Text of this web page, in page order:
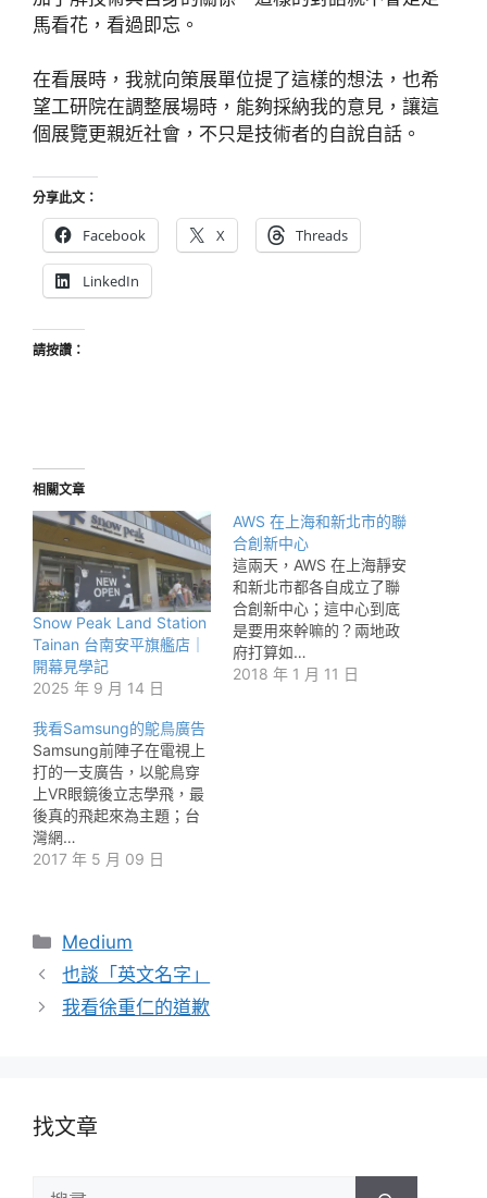
馬看花，看過即忘。
在看展時，我就向策展單位提了這樣的想法，也希
望工研院在調整展場時，能夠採納我的意見，讓這
個展覽更親近社會，不只是技術者的自說自話。
分享此文：
Facebook X Threads
LinkedIn
請按讚：
相關文章
Snow Peak Land Station
Tainan 台南安平旗艦店｜
開幕見學記
2025 年 9 月 14 日
AWS 在上海和新北市的聯
合創新中心
這兩天，AWS 在上海靜安
和新北市都各自成立了聯
合創新中心；這中心到底
是要用來幹嘛的？兩地政
府打算如…
2018 年 1 月 11 日
我看Samsung的鴕鳥廣告
Samsung前陣子在電視上
打的一支廣告，以鴕鳥穿
上VR眼鏡後立志學飛，最
後真的飛起來為主題；台
灣網…
2017 年 5 月 09 日
分
類
Medium
也談「英文名字」
我看徐重仁的道歉
找文章